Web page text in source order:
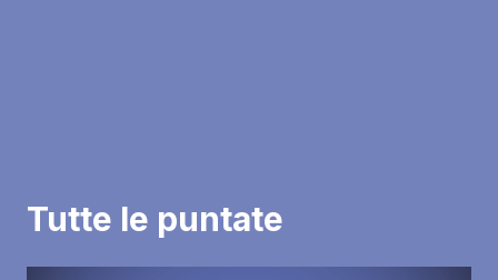
Tutte le puntate